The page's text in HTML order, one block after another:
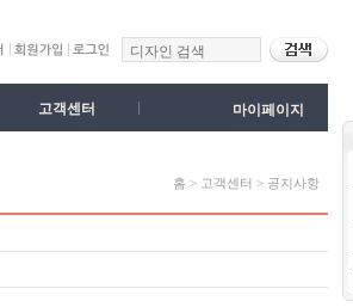
고객센터 마이페이지
홈 > 고객센터 > 공지사항